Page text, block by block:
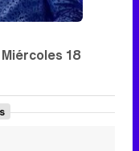
Miércoles 18